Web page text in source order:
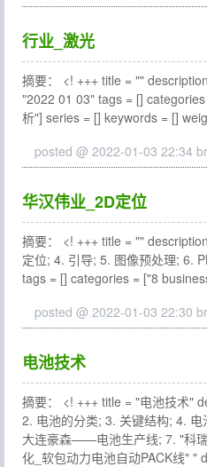
行业_激光
摘要： <! +++ title = ""
"2022 01 03" tags = []
析"] series = [] keywords = []
posted @ 2022-01-03 22:34
华汉伟业_2D定位
摘要： <! +++ title = ""
定位; 4. 引导; 5. 图像预处理; 6.
tags = [] categories = ["8
posted @ 2022-01-03 22:30
电池技术
摘要： <! +++ title = "电池技术"
2. 电池的分类; 3. 关键结构; 4.
大连豪森——电池生产线; 7. "科
化_软包动力电池自动PACK线" "